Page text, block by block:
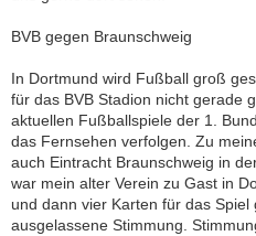
BVB gegen Braunschweig
In Dortmund wird Fußball groß
für das BVB Stadion nicht gerade
aktuellen Fußballspiele der 1.
das Fernsehen verfolgen. Zu
auch Eintracht Braunschweig in
war mein alter Verein zu Gast in
und dann vier Karten für das
ausgelassene Stimmung.